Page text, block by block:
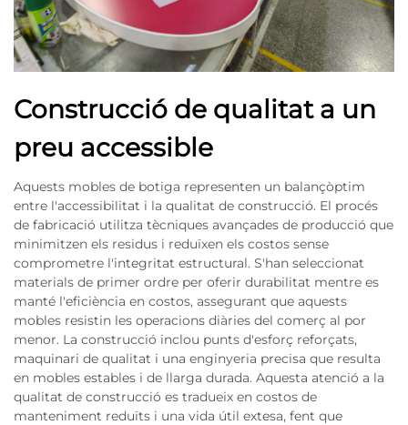
Construcció de qualitat a un
preu accessible
Aquests mobles de botiga representen un balançòptim
entre l'accessibilitat i la qualitat de construcció. El procés
de fabricació utilitza tècniques avançades de producció que
minimitzen els residus i reduïxen els costos sense
comprometre l'integritat estructural. S'han seleccionat
materials de primer ordre per oferir durabilitat mentre es
manté l'eficiència en costos, assegurant que aquests
mobles resistin les operacions diàries del comerç al por
menor. La construcció inclou punts d'esforç reforçats,
maquinari de qualitat i una enginyeria precisa que resulta
en mobles estables i de llarga durada. Aquesta atenció a la
qualitat de construcció es tradueix en costos de
manteniment reduïts i una vida útil extesa, fent que